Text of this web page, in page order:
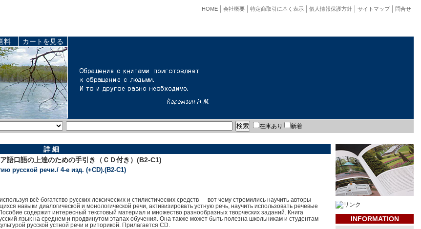
問合せ
サイトマップ
個人情報保護方針
特定商取引に基く表示
会社概要
HOME
料 カートを見る
在庫あり 新着
詳 細
口語の上達のための手引き（ＣＤ付き）(B2-C1)
русской речи./ 4-е изд. (+CD).(B2-C1)
всё богатство русских лексических и стилистических средств — вот чему стремились научить авторы
навыки диалогической и монологической речи, активизировать устную речь, научить использовать речевые
содержит интересный текстовый материал и множество разнообразных творческих заданий. Книга
язык на среднем и продвинутом этапах обучения. Она также может быть полезна школьникам и студентам —
русской устной речи и риторикой. Прилагается CD.
INFORMATION